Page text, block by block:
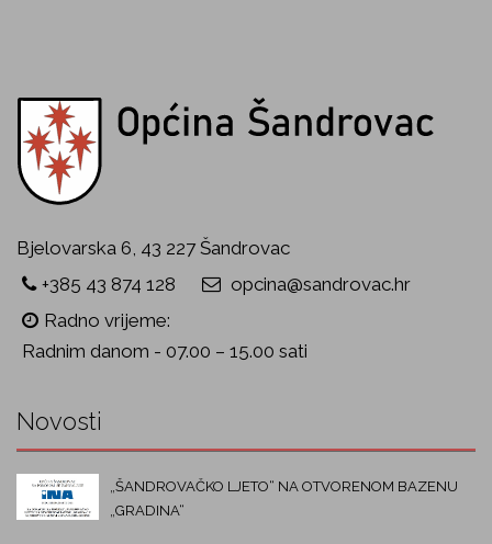
Bjelovarska 6, 43 227 Šandrovac
+385 43 874 128
opcina@sandrovac.hr
Radno vrijeme:
Radnim danom - 07.00 – 15.00 sati
Novosti
„ŠANDROVAČKO LJETO“ NA OTVORENOM BAZENU
„GRADINA“